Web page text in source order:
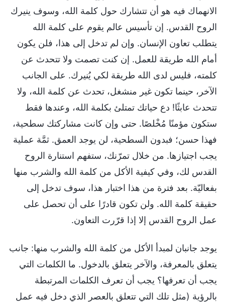
الانهماك فيه هو أن تتشارك حول كلمة الله، وسوف ينيرك
الروح القدس. إن تأسيس عالم يقوم على كلمة الله
يتطلب تعاون الإنسان. وإن لم تدخل إلى هذا، فلن يكون
أمام الله طريقة للعمل. إن كنت تصمت ولا تتحدث عن
كلمته، فليس لدى الله طريقة لكي يُنيرك. على الجانب
الآخر، حينما تكون غير منشغل، تحدث عن كلمة الله، ولا
تتحدث عابثًا! دع حياتك تمتلئ بكلمة الله، وعندها فقط
ستكون مؤمنًا مُخْلصًا. حتى وإن كانت مشاركتك سطحية،
فهذا حسن؛ فبدون السطحية، لن يوجد العمق. ثمَّة عملية
يجب اجتيازها. من خلال تمرّنك، ستفهم استنارة الروح
القدس لك، وفي كيفية الأكل من كلمة الله والشرب منها
بفعاليّة. بعد فترة من هذا اختبار هذا، سوف تدخل إلى
حقيقة كلمة الله. ولن تكون قادرًا على أن تحصل على
عمل الروح القدس إلا إذا قرّرت التعاون.
يوجد جانبان لمبدأ الأكل من كلمة الله والشرب منها: جانب
يتعلق بالمعرفة، والآخر يتعلق بالدخول. ما الكلمات التي
يجب أن تعرفها؟ يجب أن تعرف الكلمات المرتبطة
بالرؤية (مثل تلك التي تتعلق بالعصر الذي دخل فيه عمل